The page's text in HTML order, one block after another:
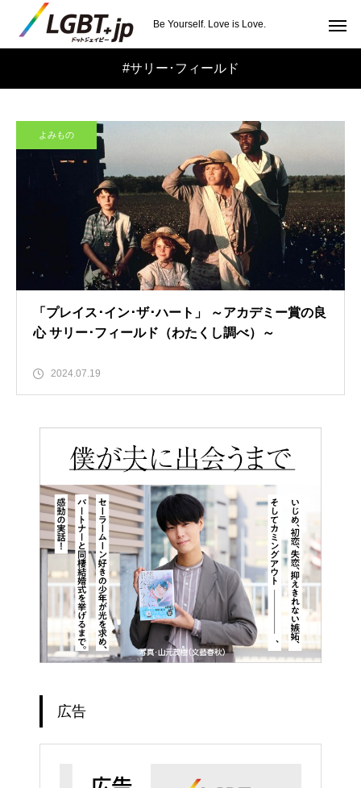
Be Yourself. Love is Love.
#サリー･フィールド
よみもの
「プレイス･イン･ザ･ハート」 ～アカデミー賞の良
心 サリー･フィールド（わたくし調べ）～
2024.07.19
広告